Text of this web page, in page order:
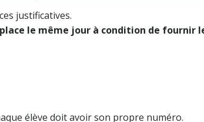
justificatives.
le même jour à condition de fournir
élève doit avoir son propre numéro.